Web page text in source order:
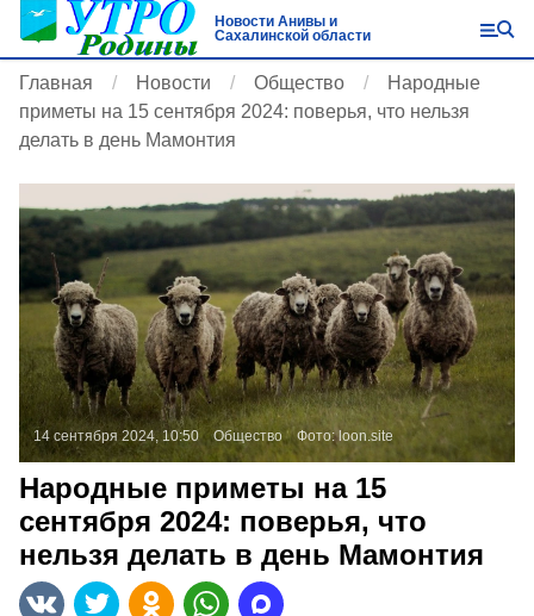
Новости Анивы и
Сахалинской области
Главная Новости Общество
Народные
приметы на 15 сентября 2024: поверья, что нельзя
делать в день Мамонтия
14 сентября 2024, 10:50 Общество Фото: loon.site
Народные приметы на 15
сентября 2024: поверья, что
нельзя делать в день Мамонтия